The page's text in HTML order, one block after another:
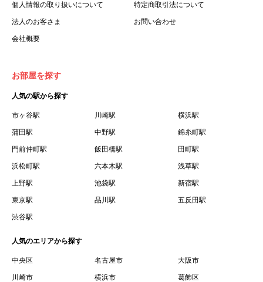
ます。
５.「会員」とは、第２章第１条に基づき会員登録が完了し
た個人を意味します。
録した情報、本サービス利用中に当社が登録を求めた情報
った場合の当該情報を意味します。
７.「本会員制度」とは、会員による本サービスの利用の促
進を目的とした会員制度を意味します。
借契約書およびオプション注文書を意味します。
９.「契約期間開始日」とは、定期建物賃貸借契約（以下
「賃貸借契約」と言います）の開始日のことで、利用者の
賃借権が発生する日を意味します。
するために、選んだ物件を保留することを意味します。
１１.「予約情報」とは、物件を予約するために必要な当社
所定の情報を意味します。物件情報や期間、オプション等
個人情報の取り扱いについて 特定商取引法について
法人のお客さま お問い合わせ
会社概要
お部屋を探す
人気の駅から探す
市ヶ谷駅 川崎駅 横浜駅
蒲田駅 中野駅 錦糸町駅
門前仲町駅 飯田橋駅 田町駅
浜松町駅 六本木駅 浅草駅
上野駅 池袋駅 新宿駅
東京駅 品川駅 五反田駅
渋谷駅
人気のエリアから探す
中央区 名古屋市 大阪市
川崎市 横浜市 葛飾区